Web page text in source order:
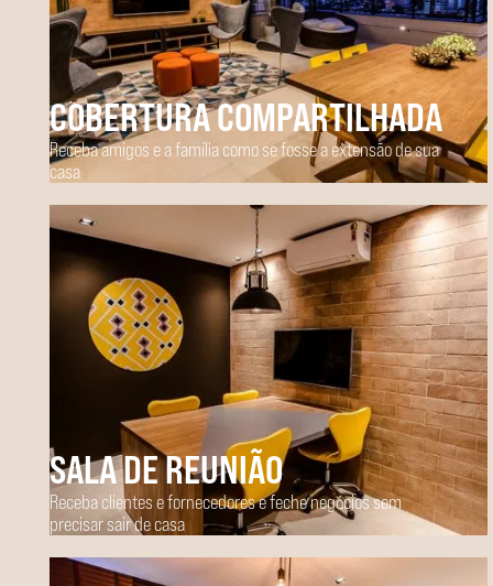
COBERTURA COMPARTILHADA
Receba amigos e a família como se fosse a extensão de sua
casa
SALA DE REUNIÃO
Receba clientes e fornecedores e feche negócios sem
precisar sair de casa